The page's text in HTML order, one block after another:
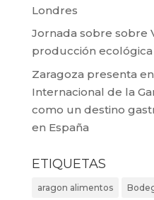
Londres
Jornada sobre sobre
producción ecológica
Zaragoza presenta
Internacional de la
como un destino
en España
ETIQUETAS
aragon alimentos